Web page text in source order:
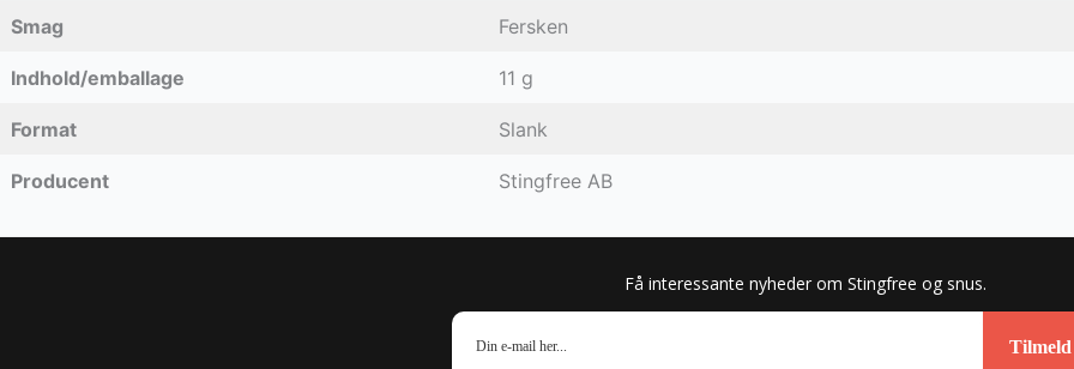
Smag Fersken
Indhold/emballage 11 g
Format Slank
Producent Stingfree AB
Få interessante nyheder om Stingfree og snus.